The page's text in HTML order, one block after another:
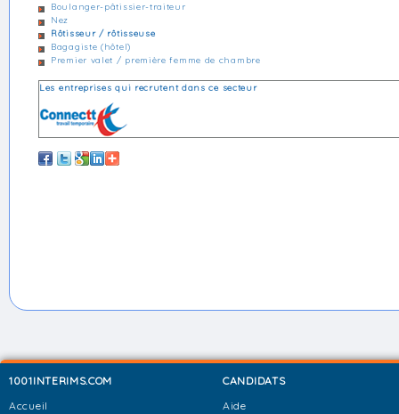
Boulanger-pâtissier-traiteur
Nez
Rôtisseur / rôtisseuse
Bagagiste (hôtel)
Premier valet / première femme de chambre
Les entreprises qui recrutent dans ce secteur
1001INTERIMS.COM
Accueil
CANDIDATS
Aide